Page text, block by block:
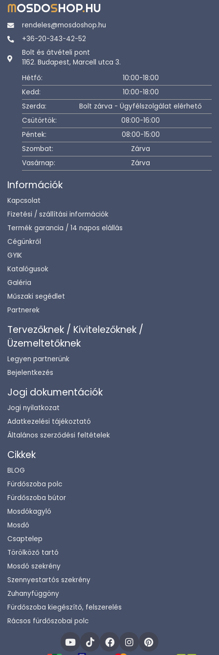
MOSDOSHOP.HU
rendeles@mosdoshop.hu
+36-20-343-42-52
Bolt és átvételi pont
1162. Budapest, Marcell utca 3.
Hétfő:
10:00-18:00
Kedd:
10:00-18:00
Szerda:
Bolt zárva - Ügyfélszolgálat elérhető
Csütörtök:
08:00-16:00
Péntek:
08:00-15:00
Szombat:
Zárva
Vasárnap:
Zárva
Információk
Kapcsolat
Fizetési / szállítási információk
Termék garancia / 14 napos elállás
Cégünkről
GYIK
Katalógusok
Galéria
Műszaki segédlet
Partnerek
Tervezőknek / Kivitelezőknek /
Üzemeltetőknek
Legyen partnerünk
Bejelentkezés
Jogi dokumentációk
Jogi nyilatkozat
Adatkezelési tájékoztató
Általános szerződési feltételek
Cikkek
BLOG
Fürdőszoba polc
Fürdőszoba bútor
Mosdókagyló
Mosdó
Csaptelep
Törölköző tartó
Mosdó szekrény
Szennyestartós szekrény
Zuhanyfüggöny
Fürdőszoba kiegészítő, felszerelés
Rácsos fürdőszobai polc